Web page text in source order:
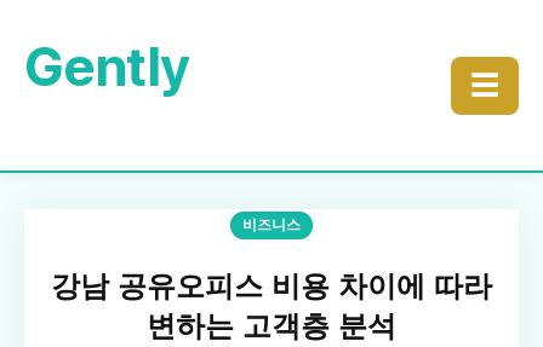
Gently ☰
비즈니스
강남 공유오피스 비용 차이에 따라
변하는 고객층 분석